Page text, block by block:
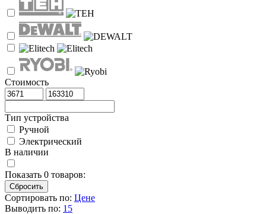
Стоимость
Тип устройства
Ручной
Электрический
В наличии
Показать 0 товаров:
Сортировать по: Цене
Выводить по: 15